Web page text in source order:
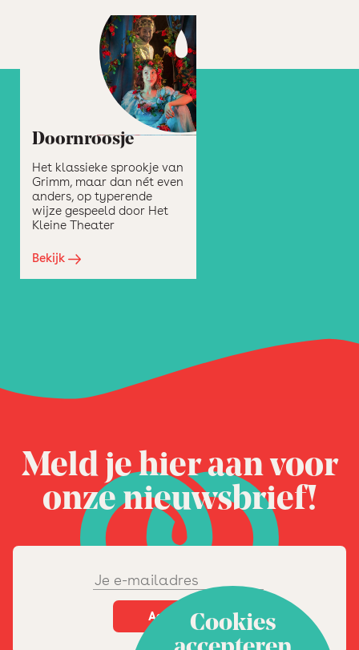
Doornroosje
Het klassieke sprookje van
Grimm, maar dan nét even
anders, op typerende
wijze gespeeld door Het
Kleine Theater
Bekijk
Meld je hier aan voor
onze nieuwsbrief!
Cookies